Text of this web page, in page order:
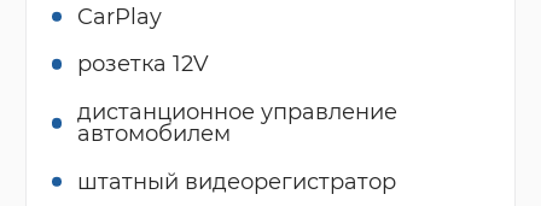
CarPlay
розетка 12V
дистанционное управление
автомобилем
штатный видеорегистратор